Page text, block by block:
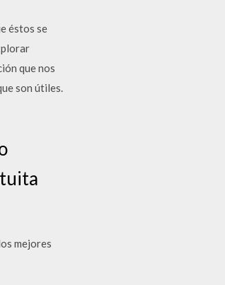
éstos se
que nos
son útiles.
mejores